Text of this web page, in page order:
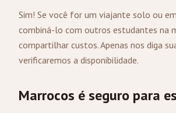
Sim! Se você for um viajante solo ou
combiná-lo com outros estudantes na
compartilhar custos. Apenas nos diga
verificaremos a disponibilidade.
Marrocos é seguro para